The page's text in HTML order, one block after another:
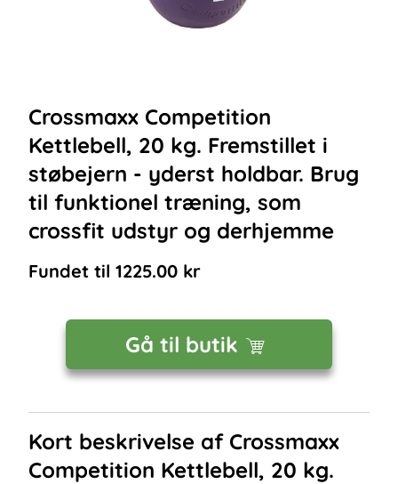
Crossmaxx Competition
Kettlebell, 20 kg. Fremstillet i
støbejern - yderst holdbar. Brug
til funktionel træning, som
crossfit udstyr og derhjemme
Fundet til 1225.00 kr
Gå til butik
Kort beskrivelse af Crossmaxx
Competition Kettlebell, 20 kg.